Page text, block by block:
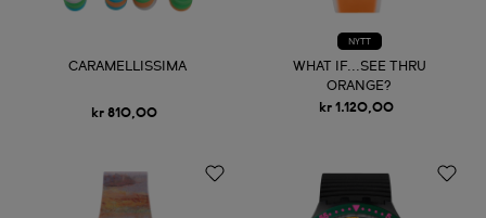
CARAMELLISSIMA
kr 810,00
NYTT
WHAT IF...SEE THRU
ORANGE?
kr 1.120,00